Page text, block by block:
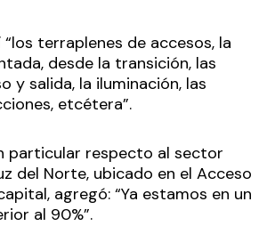
“los terraplenes de accesos, la
desde la transición, las
y salida, la iluminación, las
etcétera”.
particular respecto al sector
del Norte, ubicado en el Acceso
agregó: “Ya estamos en un
al 90%”.